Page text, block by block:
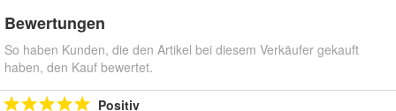
Bewertungen
So haben Kunden, die den Artikel bei diesem Verkäufer gekauft
haben, den Kauf bewertet.
Positiv